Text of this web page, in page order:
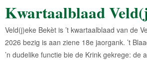
Kwartaalblaad
Veld(j)eke Bekèt is ’t kwartaalblaad van de
2026 bezig is aan ziene 18e jaorgank. ’t
’n dudelike functie bie de Krink gekrege: de